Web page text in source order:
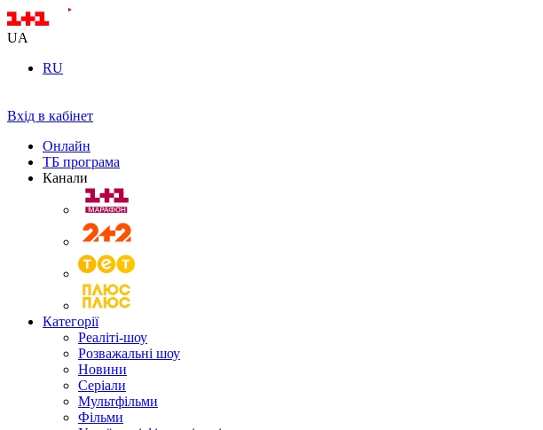
UA
RU
Вхід в кабінет
Онлайн
ТБ програма
Канали
Категорії
Реаліті-шоу
Розважальні шоу
Новини
Серіали
Мультфільми
Фільми